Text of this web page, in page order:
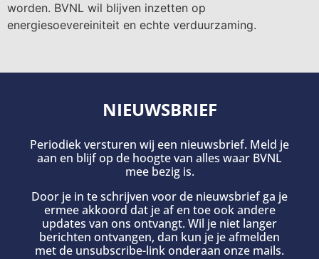
worden. BVNL wil blijven inzetten op
energiesoevereiniteit en echte verduurzaming.
NIEUWSBRIEF
Periodiek versturen wij een nieuwsbrief. Meld je
aan en blijf op de hoogte van alles waar BVNL
mee bezig is.
Door je in te schrijven voor de nieuwsbrief ga je
ermee akkoord dat je af en toe ook andere
updates van ons ontvangt. Wil je niet langer
berichten ontvangen, dan kun je je afmelden
met de unsubscribe-link onderaan onze mails.